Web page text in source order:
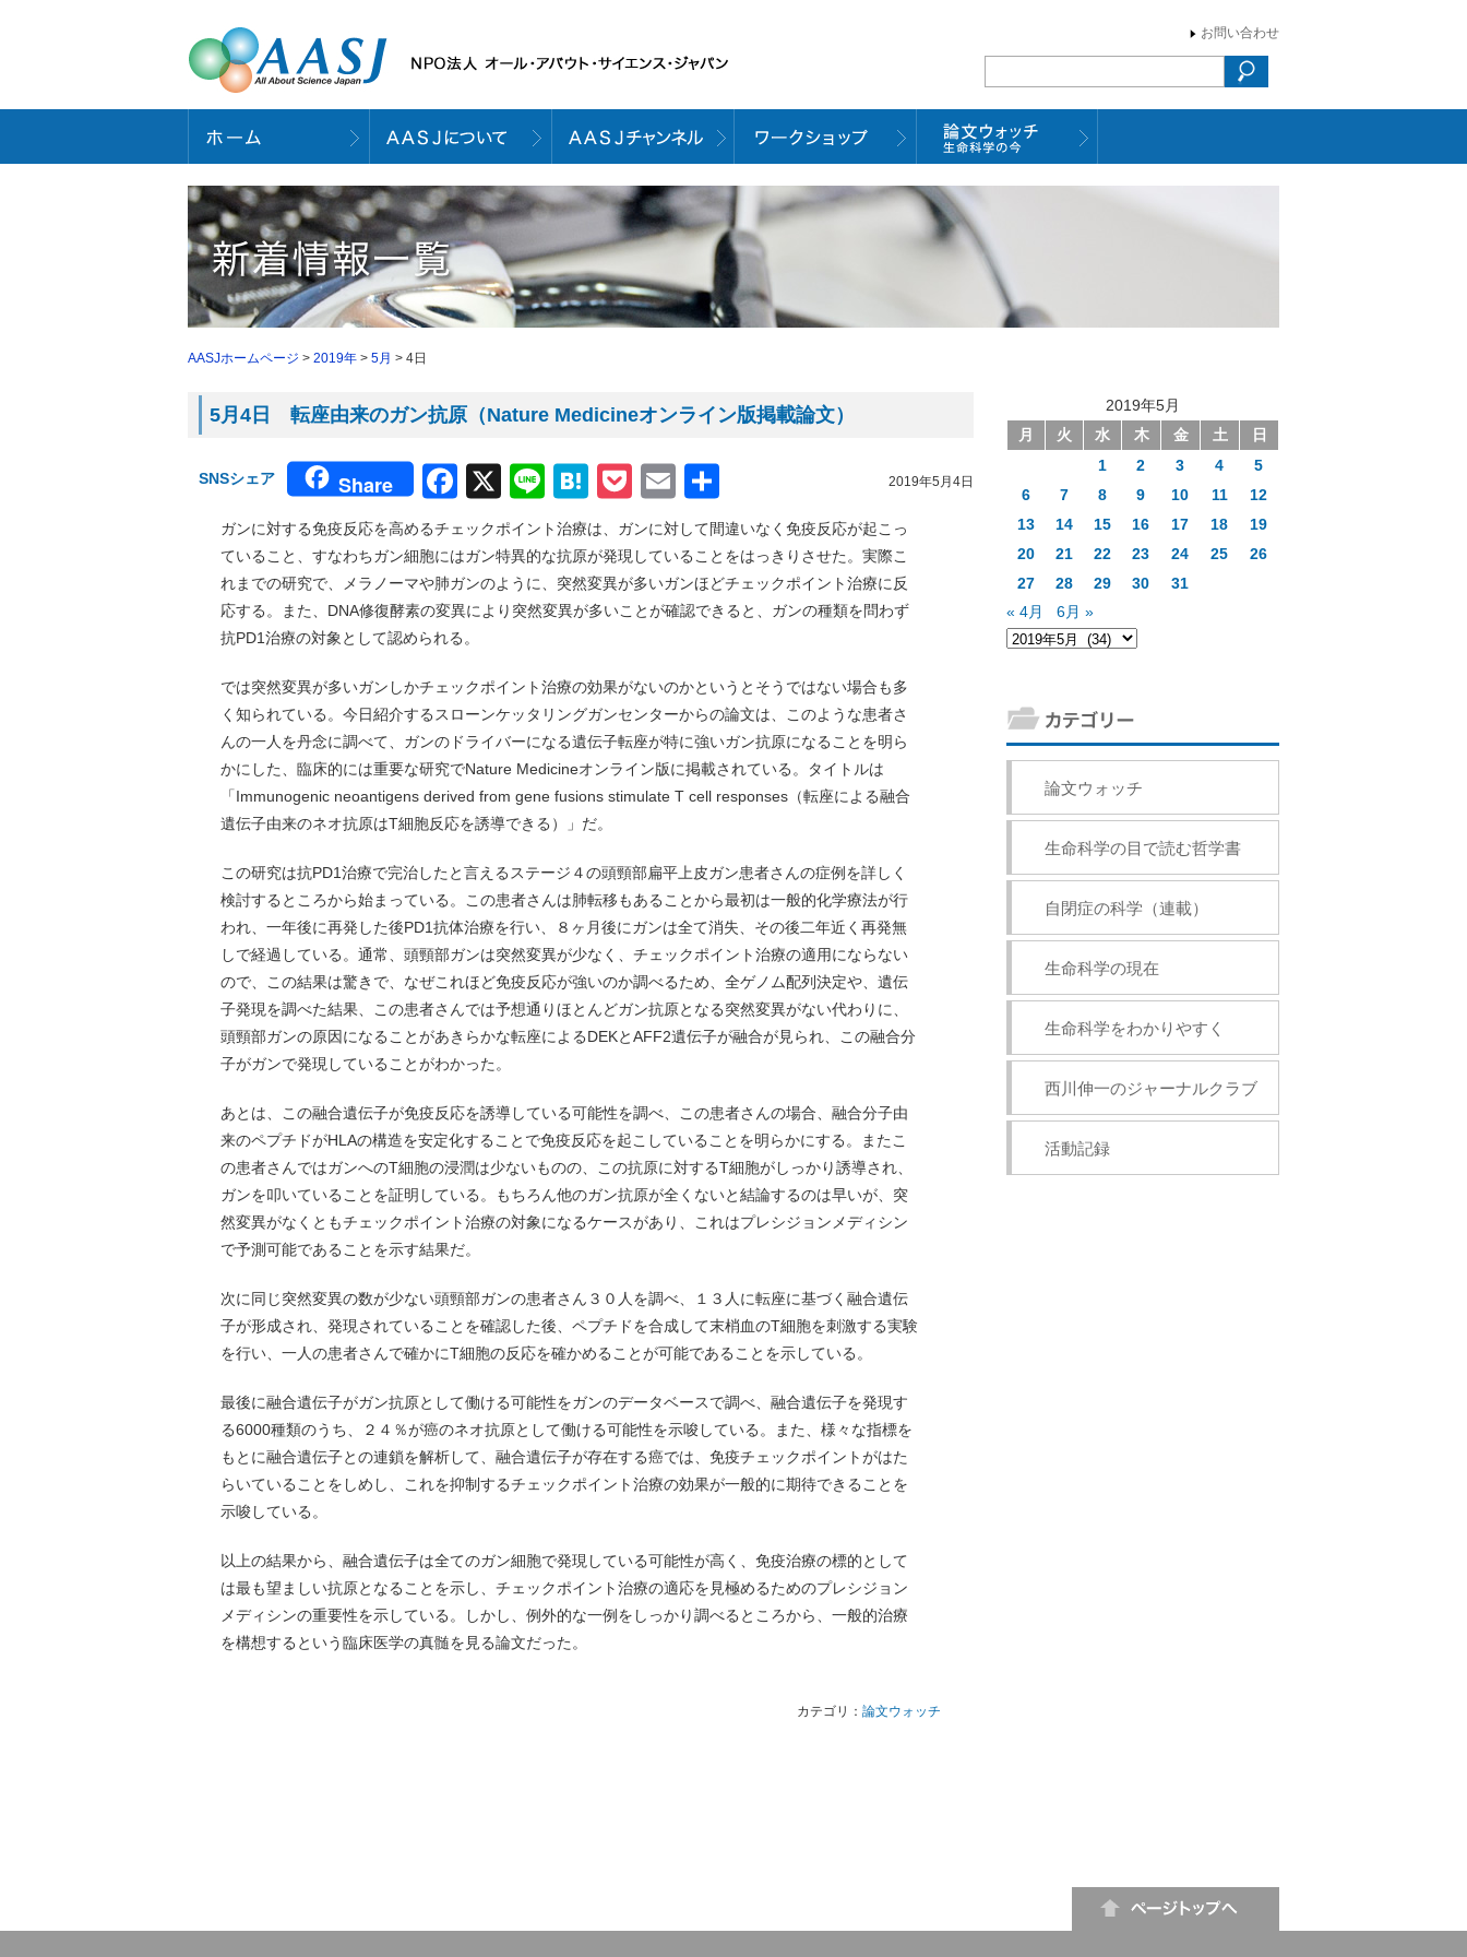
お問い合わせ
AASJホームページ > 2019年 > 5月 > 4日
5月4日 転座由来のガン抗原（Nature Medicineオンライン版掲載論文）
2019年5月4日
SNSシェア Share Facebook
X LineHatena
Pocket
Email
有
ガンに対する免疫反応を高めるチェックポイント治療は、ガンに対して間違いなく免疫反応が起こっ
ていること、すなわちガン細胞にはガン特異的な抗原が発現していることをはっきりさせた。実際こ
れまでの研究で、メラノーマや肺ガンのように、突然変異が多いガンほどチェックポイント治療に反
応する。また、DNA修復酵素の変異により突然変異が多いことが確認できると、ガンの種類を問わず
抗PD1治療の対象として認められる。
では突然変異が多いガンしかチェックポイント治療の効果がないのかというとそうではない場合も多
く知られている。今日紹介するスローンケッタリングガンセンターからの論文は、このような患者さ
んの一人を丹念に調べて、ガンのドライバーになる遺伝子転座が特に強いガン抗原になることを明ら
かにした、臨床的には重要な研究でNature Medicineオンライン版に掲載されている。タイトルは
「Immunogenic neoantigens derived from gene fusions stimulate T cell responses（転座による融合
遺伝子由来のネオ抗原はT細胞反応を誘導できる）」だ。
この研究は抗PD1治療で完治したと言えるステージ４の頭頸部扁平上皮ガン患者さんの症例を詳しく
検討するところから始まっている。この患者さんは肺転移もあることから最初は一般的化学療法が行
われ、一年後に再発した後PD1抗体治療を行い、８ヶ月後にガンは全て消失、その後二年近く再発無
しで経過している。通常、頭頸部ガンは突然変異が少なく、チェックポイント治療の適用にならない
ので、この結果は驚きで、なぜこれほど免疫反応が強いのか調べるため、全ゲノム配列決定や、遺伝
子発現を調べた結果、この患者さんでは予想通りほとんどガン抗原となる突然変異がない代わりに、
頭頸部ガンの原因になることがあきらかな転座によるDEKとAFF2遺伝子が融合が見られ、この融合分
子がガンで発現していることがわかった。
あとは、この融合遺伝子が免疫反応を誘導している可能性を調べ、この患者さんの場合、融合分子由
来のペプチドがHLAの構造を安定化することで免疫反応を起こしていることを明らかにする。またこ
の患者さんではガンへのT細胞の浸潤は少ないものの、この抗原に対するT細胞がしっかり誘導され、
ガンを叩いていることを証明している。もちろん他のガン抗原が全くないと結論するのは早いが、突
然変異がなくともチェックポイント治療の対象になるケースがあり、これはプレシジョンメディシン
で予測可能であることを示す結果だ。
次に同じ突然変異の数が少ない頭頸部ガンの患者さん３０人を調べ、１３人に転座に基づく融合遺伝
子が形成され、発現されていることを確認した後、ペプチドを合成して末梢血のT細胞を刺激する実験
を行い、一人の患者さんで確かにT細胞の反応を確かめることが可能であることを示している。
最後に融合遺伝子がガン抗原として働ける可能性をガンのデータベースで調べ、融合遺伝子を発現す
る6000種類のうち、２４％が癌のネオ抗原として働ける可能性を示唆している。また、様々な指標を
もとに融合遺伝子との連鎖を解析して、融合遺伝子が存在する癌では、免疫チェックポイントがはた
らいていることをしめし、これを抑制するチェックポイント治療の効果が一般的に期待できることを
示唆している。
以上の結果から、融合遺伝子は全てのガン細胞で発現している可能性が高く、免疫治療の標的として
は最も望ましい抗原となることを示し、チェックポイント治療の適応を見極めるためのプレシジョン
メディシンの重要性を示している。しかし、例外的な一例をしっかり調べるところから、一般的治療
を構想するという臨床医学の真髄を見る論文だった。
カテゴリ： 論文ウォッチ
2019年5月
月
火 水 木 金 土
日
1
2 3 4
5
6
7 8 9 10 11
12
13
14 15 16 17 18
19
20
21 22 23 24 25
26
27
28 29 30
31
« 4月
6月 »
論文ウォッチ
生命科学の目で読む哲学書
自閉症の科学（連載）
生命科学の現在
生命科学をわかりやすく
西川伸一のジャーナルクラブ
活動記録